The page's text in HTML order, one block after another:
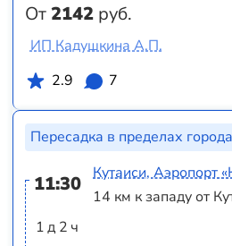
От2142 руб.
ИП Кадушкина А.П.
2.9
7
Пересадка в пределах города
11:30
1 д 2 ч
Кутаиси, Аэропорт
14 км к западу от